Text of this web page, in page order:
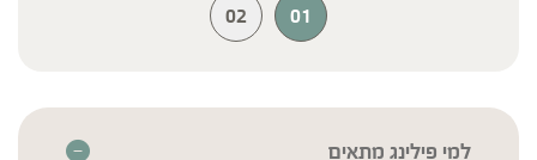
01
02
למי פילינג מתאים